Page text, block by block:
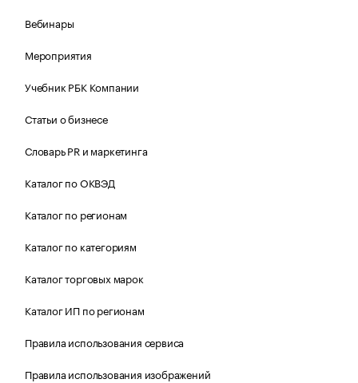
Вебинары
Мероприятия
Учебник РБК Компании
Статьи о бизнесе
Словарь PR и маркетинга
Каталог по ОКВЭД
Каталог по регионам
Каталог по категориям
Каталог торговых марок
Каталог ИП по регионам
Правила использования сервиса
Правила использования изображений